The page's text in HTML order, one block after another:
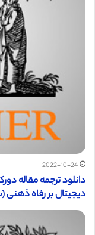
2022-10-24
دانلود ترجمه مقاله
دیجیتال بر رفاه ذهنی